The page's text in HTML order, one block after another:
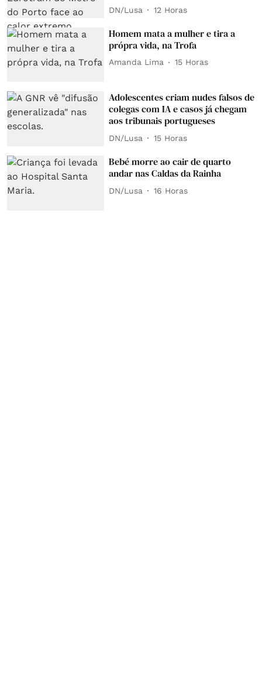
DN/Lusa 12 Horas
Homem mata a mulher e tira a
própra vida, na Trofa
Amanda Lima 15 Horas
Adolescentes criam nudes falsos de
colegas com IA e casos já chegam
aos tribunais portugueses
DN/Lusa 15 Horas
Bebé morre ao cair de quarto
andar nas Caldas da Rainha
DN/Lusa 16 Horas